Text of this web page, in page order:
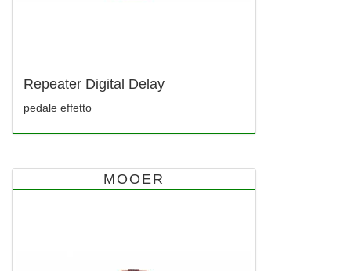
Repeater Digital Delay
pedale effetto
MOOER